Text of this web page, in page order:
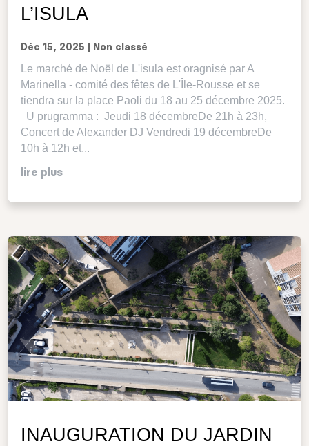
L’ISULA
Déc 15, 2025 Non classé
Le marché de Noël de L'isula est oragnisé par A
Marinella - comité des fêtes de L'Île-Rousse et se
tiendra sur la place Paoli du 18 au 25 décembre 2025.
U prugramma : Jeudi 18 décembreDe 21h à 23h,
Concert de Alexander DJ Vendredi 19 décembreDe
10h à 12h et...
lire plus
INAUGURATION DU JARDIN